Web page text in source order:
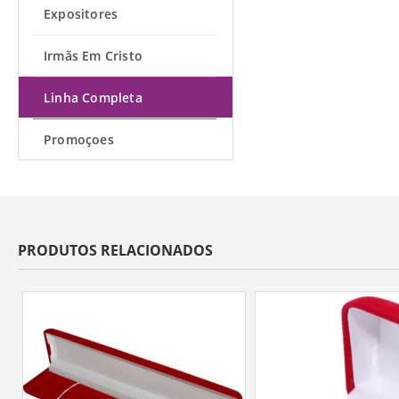
Expositores
Irmãs Em Cristo
Linha Completa
Promoçoes
PRODUTOS RELACIONADOS